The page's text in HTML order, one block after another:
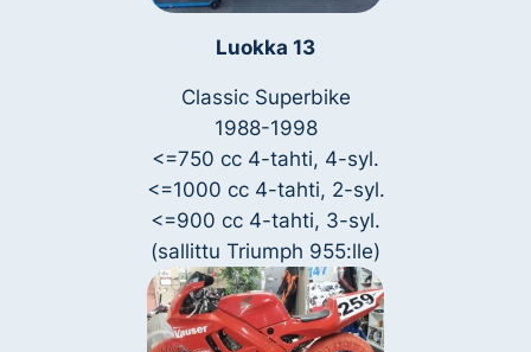
Luokka 13
Classic Superbike
1988-1998
<=750 cc 4-tahti, 4-syl.
<=1000 cc 4-tahti, 2-syl.
<=900 cc 4-tahti, 3-syl.
(sallittu Triumph 955:lle)